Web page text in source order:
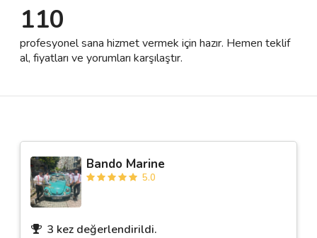
Destek
İletişim
110
profesyonel sana hizmet vermek için hazır. Hemen teklif
al, fiyatları ve yorumları karşılaştır.
Bando Marine
5.0
3 kez değerlendirildi.